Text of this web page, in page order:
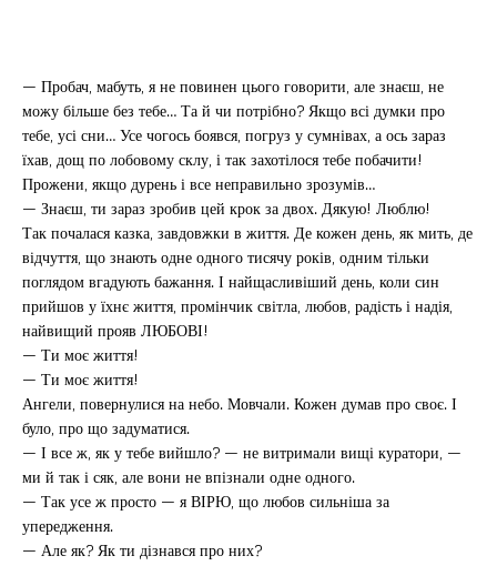
— Пробач, мабуть, я не повинен цього говорити, але знаєш, не
можу більше без тебе… Та й чи потрібно? Якщо всі думки про
тебе, усі сни… Усе чогось боявся, погруз у сумнівах, а ось зараз
їхав, дощ по лобовому склу, і так захотілося тебе побачити!
Прожени, якщо дурень і все неправильно зрозумів…
— Знаєш, ти зараз зробив цей крок за двох. Дякую! Люблю!
Так почалася казка, завдовжки в життя. Де кожен день, як мить, де
відчуття, що знають одне одного тисячу років, одним тільки
поглядом вгадують бажання. І найщасливіший день, коли син
прийшов у їхнє життя, промінчик світла, любов, радість і надія,
найвищий прояв ЛЮБОВІ!
— Ти моє життя!
— Ти моє життя!
Ангели, повернулися на небо. Мовчали. Кожен думав про своє. І
було, про що задуматися.
— І все ж, як у тебе вийшло? — не витримали вищі куратори, —
ми й так і сяк, але вони не впізнали одне одного.
— Так усе ж просто — я ВІРЮ, що любов сильніша за
упередження.
— Але як? Як ти дізнався про них?